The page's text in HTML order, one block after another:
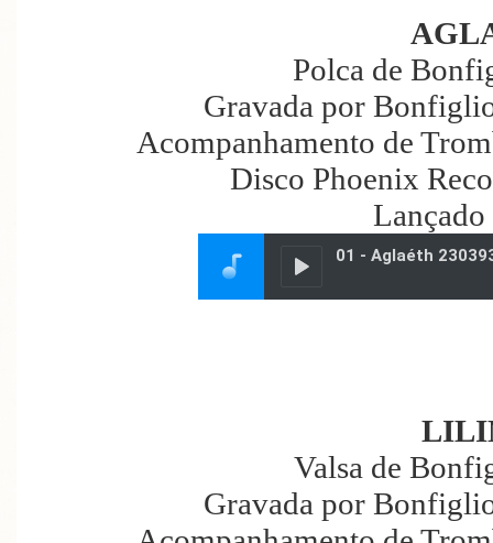
Polca de
Gravada por
Acompanhamento de
Disco Phoenix
Valsa de
Gravada por